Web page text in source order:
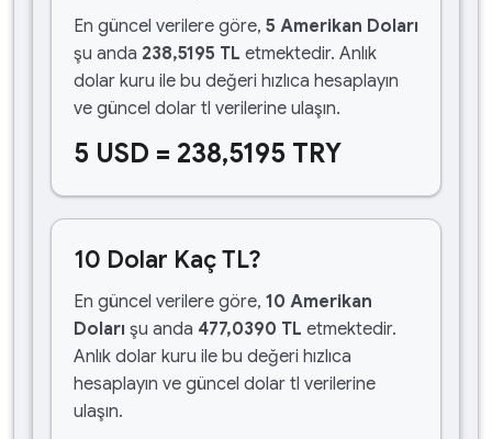
En güncel verilere göre, 5 Amerikan Doları
şu anda 238,5195 TL etmektedir. Anlık
dolar kuru ile bu değeri hızlıca hesaplayın
ve güncel dolar tl verilerine ulaşın.
5 USD = 238,5195 TRY
10 Dolar Kaç TL?
En güncel verilere göre, 10 Amerikan
Doları şu anda 477,0390 TL etmektedir.
Anlık dolar kuru ile bu değeri hızlıca
hesaplayın ve güncel dolar tl verilerine
ulaşın.